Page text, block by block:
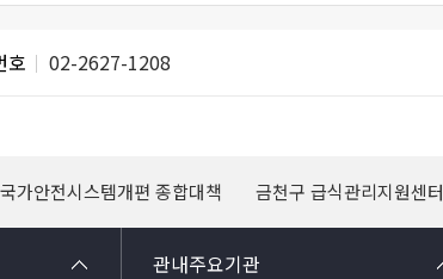
호 02-2627-1208
국가안전시스템개편 종합대책 금천구 급식관리지원센터
관내주요기관